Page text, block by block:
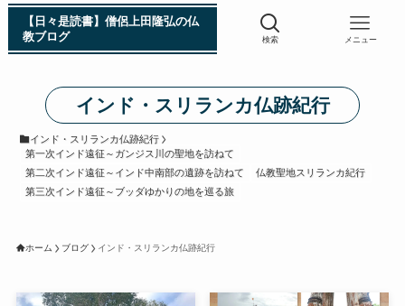
浄土真宗入門 親鸞伝
シン日本仏教史
【日々是読書】僧侶上田隆弘の仏
教ブログ
検索 メニュー
インド・スリランカ仏跡紀行
インド・スリランカ仏跡紀行
第一次インド遠征～ガンジス川の聖地を訪ねて
第二次インド遠征～インド中南部の遺跡を訪ねて
仏教聖地スリランカ紀行
第三次インド遠征～ブッダゆかりの地を巡る旅
ホーム ブログ インド・スリランカ仏跡紀行